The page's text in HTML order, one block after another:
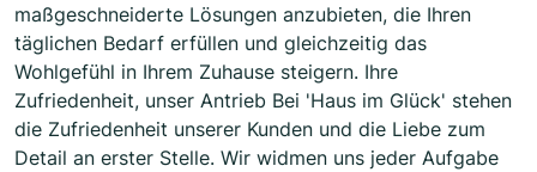
maßgeschneiderte Lösungen anzubieten, die Ihren
täglichen Bedarf erfüllen und gleichzeitig das
Wohlgefühl in Ihrem Zuhause steigern. Ihre
Zufriedenheit, unser Antrieb Bei 'Haus im Glück' stehen
die Zufriedenheit unserer Kunden und die Liebe zum
Detail an erster Stelle. Wir widmen uns jeder Aufgabe